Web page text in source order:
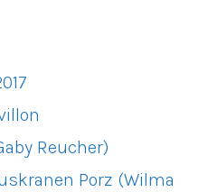
Reucher)
Porz (Wilma